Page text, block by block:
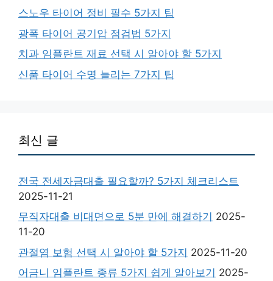
스노우 타이어 정비 필수 5가지 팁
광폭 타이어 공기압 점검법 5가지
치과 임플란트 재료 선택 시 알아야 할 5가지
신품 타이어 수명 늘리는 7가지 팁
최신 글
전국 전세자금대출 필요할까? 5가지 체크리스트
2025-11-21
무직자대출 비대면으로 5분 만에 해결하기 2025-
11-20
관절염 보험 선택 시 알아야 할 5가지 2025-11-20
어금니 임플란트 종류 5가지 쉽게 알아보기 2025-